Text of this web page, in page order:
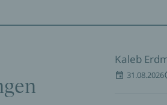
Kaleb
31.08.2026